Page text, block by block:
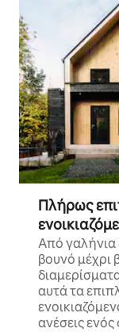
Πλήρως
Από γαλήνια
βουνό μέχρι
αυτά τα
ανέσεις ενός